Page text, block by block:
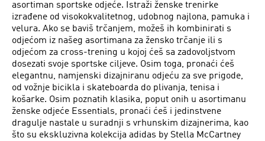
asortiman sportske odjeće. Istraži ženske trenirke
izrađene od visokokvalitetnog, udobnog najlona, pamuka i
velura. Ako se baviš trčanjem, možeš ih kombinirati s
odjećom iz našeg asortimana za žensko trčanje ili s
odjećom za cross-trening u kojoj ćeš sa zadovoljstvom
dosezati svoje sportske ciljeve. Osim toga, pronaći ćeš
elegantnu, namjenski dizajniranu odjeću za sve prigode,
od vožnje bicikla i skateboarda do plivanja, tenisa i
košarke. Osim poznatih klasika, poput onih u asortimanu
ženske odjeće Essentials, pronaći ćeš i jedinstvene
dragulje nastale u suradnji s vrhunskim dizajnerima, kao
što su ekskluzivna kolekcija adidas by Stella McCartney